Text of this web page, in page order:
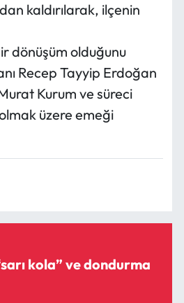
kaldırılarak, ilçenin
dönüşüm olduğunu
Recep Tayyip Erdoğan
Kurum ve süreci
üzere emeği
kola” ve dondurma